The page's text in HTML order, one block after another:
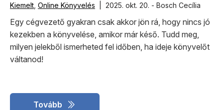
Kiemelt Online Könyvelés | 2025. okt. 20. - Bosch Cecília
Egy cégvezető gyakran csak akkor jön rá, hogy nincs jó
kezekben a könyvelése, amikor már késő. Tudd meg,
milyen jelekből ismerheted fel időben, ha ideje könyvelőt
váltanod!
Tovább